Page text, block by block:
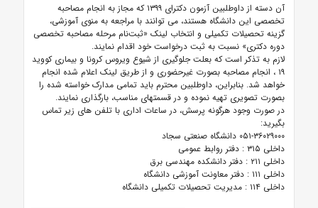
آن دسته از داوطلبین آزمون دکترای ۱۳۹۹ که مجاز به انجام مصاحبه
تخصصی این دانشگاه هستند، می توانند با مراجعه به منوی آموزشی،
گزینه تحصیلات تکمیلی و انتخاب لینک «ثبت‌نام مرحله مصاحبه تخصصی
دوره دکتری» نسبت به ثبت درخواست خود اقدام نمایند.
لازم به تذکر است که بعلت جلوگیری از شیوع ویروس کرونا و بیماری کووید
۱۹ ، انجام مصاحبه بصورت غیرحضوری و از طریق لینک اعلام شده انجام
خواهد شد. بنابراین، داوطلبین محترم باید تمامی مدارک خواسته شده را
بصورت تصویری تهیه نموده و در قسمتهای مناسب، بارگذاری نمایند.
در صورت وجود هرگونه پرسش، در ساعات اداری با تلفن های زیر تماس
بگیرید:
۰۵۱-۳۶۰۲۹۰۰۰ دانشگاه صنعتی سجاد
داخلی ۳۱۵ : دفتر روابط عمومی
داخلی ۲۱۱ : دفتر دانشکده مهندسی برق
داخلی ۱۱۱ : دفتر معاونت آموزشی دانشگاه
داخلی ۱۱۴ : مدیریت تحصیلات تکمیلی دانشگاه